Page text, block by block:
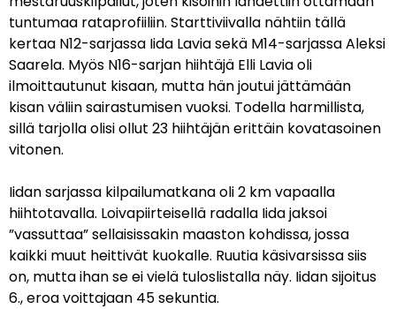
tuntumaa rataprofiiliin. Starttiviivalla nähtiin tällä
kertaa N12-sarjassa Iida Lavia sekä M14-sarjassa Aleksi
Saarela. Myös N16-sarjan hiihtäjä Elli Lavia oli
ilmoittautunut kisaan, mutta hän joutui jättämään
kisan väliin sairastumisen vuoksi. Todella harmillista,
sillä tarjolla olisi ollut 23 hiihtäjän erittäin kovatasoinen
vitonen.
Iidan sarjassa kilpailumatkana oli 2 km vapaalla
hiihtotavalla. Loivapiirteisellä radalla Iida jaksoi
”vassuttaa” sellaisissakin maaston kohdissa, jossa
kaikki muut heittivät kuokalle. Ruutia käsivarsissa siis
on, mutta ihan se ei vielä tuloslistalla näy. Iidan sijoitus
6., eroa voittajaan 45 sekuntia.